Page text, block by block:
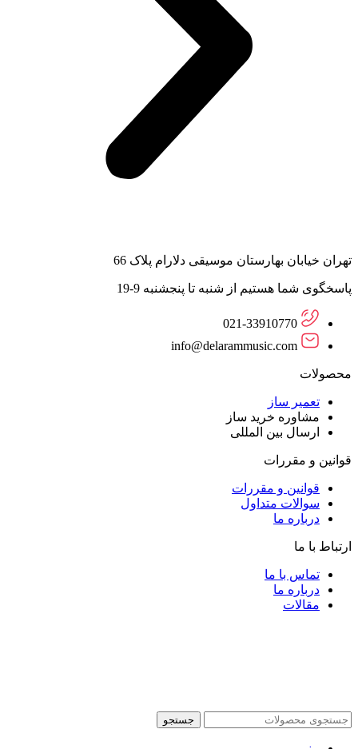
تهران خیابان بهارستان موسیقی دلارام پلاک 66
پاسخگوی شما هستیم از شنبه تا پنجشنبه 9-19
021-33910770
info@delarammusic.com
محصولات
تعمیر ساز
مشاوره خرید ساز
ارسال بین المللی
قوانین و مقررات
قوانین و مقررات
سوالات متداول
درباره ما
ارتباط با ما
تماس با ما
درباره ما
مقالات
جستجو